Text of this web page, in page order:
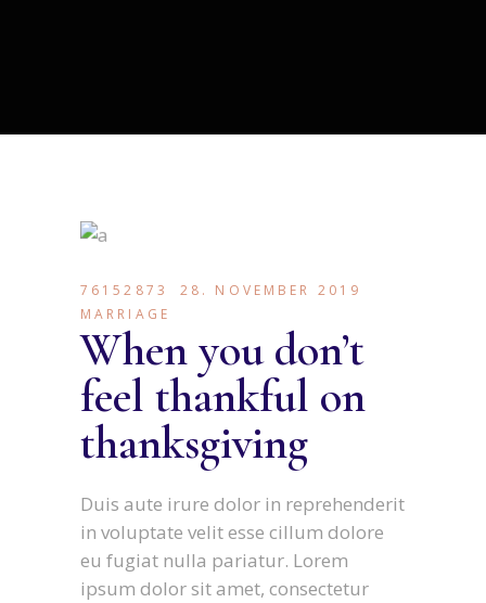
76152873
28. NOVEMBER 2019
MARRIAGE
When you don’t
feel thankful on
thanksgiving
Duis aute irure dolor in reprehenderit
in voluptate velit esse cillum dolore
eu fugiat nulla pariatur. Lorem
ipsum dolor sit amet, consectetur